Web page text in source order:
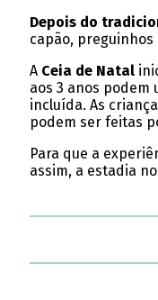
Depois do
capão,
A Ceia de Natal
aos 3 anos
incluída. As
podem ser feitas
Para que a
assim, a estadia